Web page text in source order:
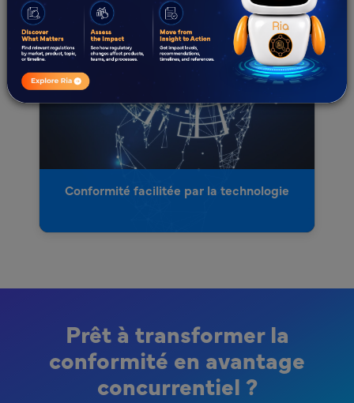
Conformité facilitée par la technologie
Prêt à transformer la
conformité en avantage
concurrentiel ?